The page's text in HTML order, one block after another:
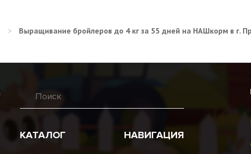
> Выращивание бройлеров до 4 кг за 55 дней на НАШкорм в г.
КАТАЛОГ НАВИГАЦИЯ